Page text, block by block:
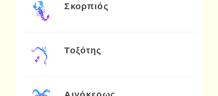
Σκορπιός
Τοξότης